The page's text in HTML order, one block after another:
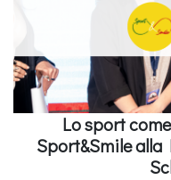
Lo sport
Sport&Smile